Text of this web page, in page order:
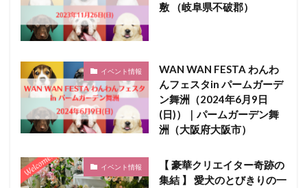
敷 （岐阜県不破郡）
イベント情報
WAN WAN FESTA わんわ
んフェスタin パームガーデ
ン舞洲（2024年6月9日
(日)）｜パームガーデン舞
洲（大阪府大阪市）
イベント情報
【 豪華クリエイター奇跡の
集結 】 愛犬のとびきりの一